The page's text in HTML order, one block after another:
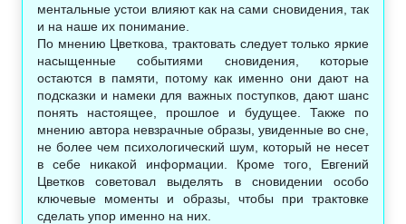
ментальные устои влияют как на сами сновидения, так
и на наше их понимание.
По мнению Цветкова, трактовать следует только яркие
насыщенные событиями сновидения, которые
остаются в памяти, потому как именно они дают на
подсказки и намеки для важных поступков, дают шанс
понять настоящее, прошлое и будущее. Также по
мнению автора невзрачные образы, увиденные во сне,
не более чем психологический шум, который не несет
в себе никакой информации. Кроме того, Евгений
Цветков советовал выделять в сновидении особо
ключевые моменты и образы, чтобы при трактовке
сделать упор именно на них.